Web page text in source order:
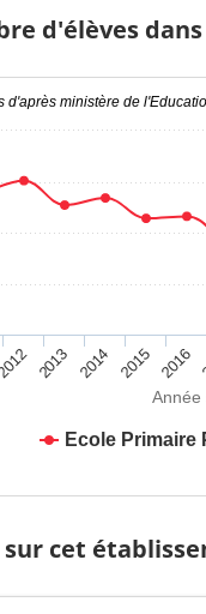
d'élèves
Année
d'après ministère de
Ecole Primaire
2013 2014 2015 2016
cet